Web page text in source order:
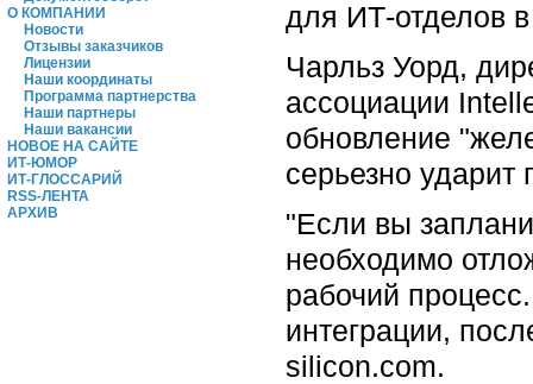
О КОМПАНИИ
Новости
Отзывы заказчиков
Лицензии
Наши координаты
Программа партнерства
Наши партнеры
Наши вакансии
НОВОЕ НА САЙТЕ
ИТ-ЮМОР
ИТ-ГЛОССАРИЙ
RSS-ЛЕНТА
АРХИВ
для ИТ-отделов
Чарльз Уорд,
ассоциации
обновление
серьезно ударит
"Если вы
необходимо
рабочий
интеграции,
silicon.com.